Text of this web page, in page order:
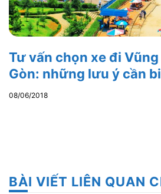
Tư vấn chọn xe đi Vũng
Gòn: những lưu ý cần
08/06/2018
BÀI VIẾT LIÊN QUAN